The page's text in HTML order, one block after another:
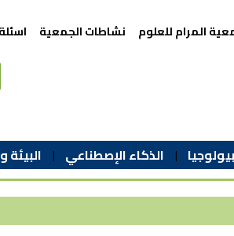
الذكاء الإصطناعي البيئة
المرام للعلوم نشاطات الجمعية